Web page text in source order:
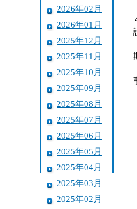
2026年02月
2026年01月
2025年12月
2025年11月
2025年10月
2025年09月
2025年08月
2025年07月
2025年06月
2025年05月
2025年04月
2025年03月
2025年02月